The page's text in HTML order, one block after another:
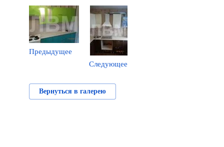
Предыдущее
Следующее
Вернуться в галерею